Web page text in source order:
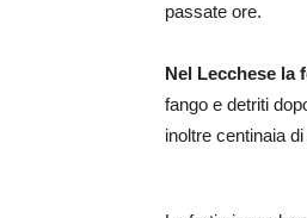
passate ore.
Nel Lecchese la
fango e detriti
inoltre centinaia